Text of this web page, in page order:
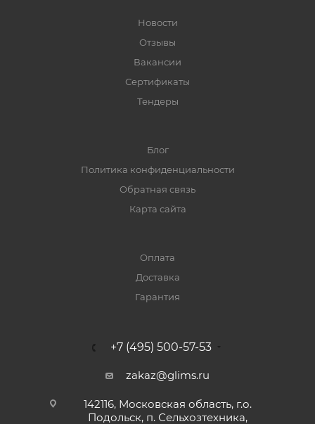
Новости
Отзывы
Вакансии
Сертификаты
Тендеры
Блог
Политика конфиденциальности
Обратная связь
Карта сайта
Оплата
Доставка
Гарантия
+7 (495) 500-57-53
zakaz@glims.ru
142116, Московская область, г.о.
Подольск, п. Сельхозтехника,